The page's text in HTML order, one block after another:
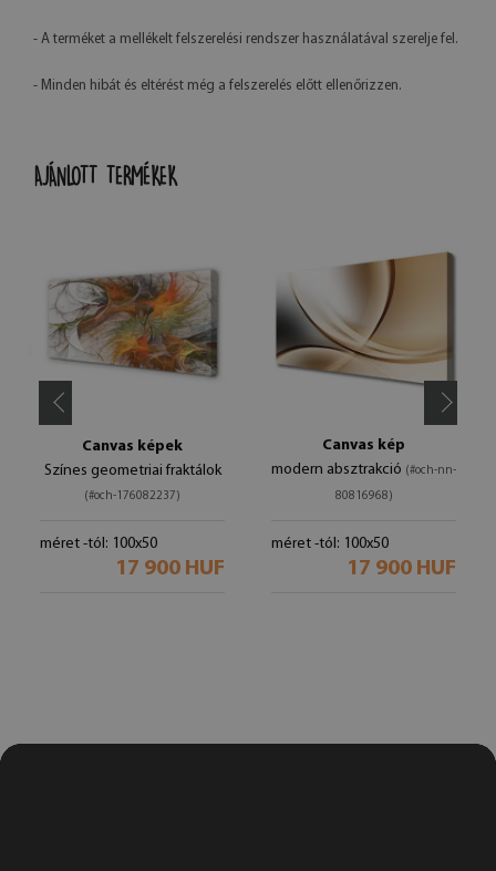
- A terméket a mellékelt felszerelési rendszer használatával szerelje fel.
- Minden hibát és eltérést még a felszerelés előtt ellenőrizzen.
AJÁNLOTT TERMÉKEK
Canvas képek
Színes geometriai fraktálok
(#och-176082237)
méret -tól: 100x50
17 900 HUF
Canvas kép
modern absztrakció (#och-nn-
80816968)
méret -tól: 100x50
17 900 HUF